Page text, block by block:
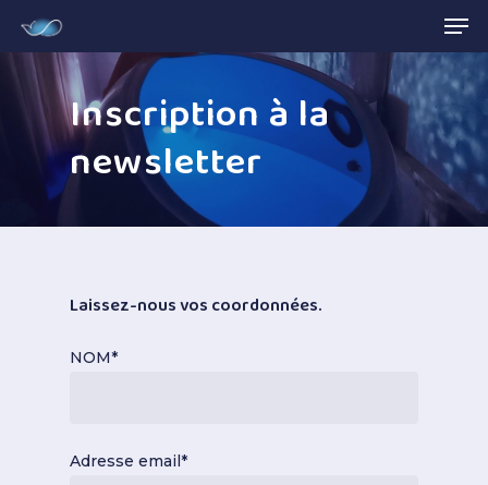
main
content Inscription à la
newsletter
Laissez-nous vos coordonnées.
NOM*
Adresse email*